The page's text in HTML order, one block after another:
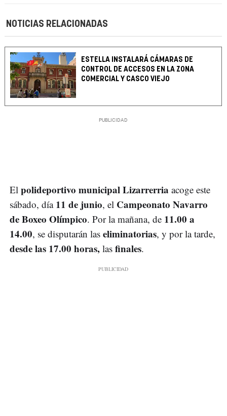
NOTICIAS RELACIONADAS
ESTELLA INSTALARÁ CÁMARAS DE
CONTROL DE ACCESOS EN LA ZONA
COMERCIAL Y CASCO VIEJO
El polideportivo municipal Lizarrerria acoge este
sábado, día 11 de junio, el Campeonato Navarro
de Boxeo Olímpico. Por la mañana, de 11.00 a
14.00, se disputarán las eliminatorias, y por la tarde,
desde las 17.00 horas, las finales.